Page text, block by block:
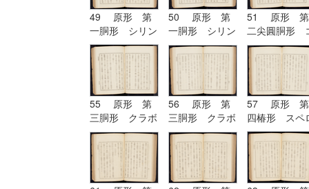
49 原形 第
一胴形 シリン
ドル
50 原形 第
一胴形 シリン
ドル
51 原形 第
二尖圓胴形
ノイド
55 原形 第
三胴形 クラボ
イド
56 原形 第
三胴形 クラボ
イド| 原形
第四椿形 スペ
ロイド
57 原形 第
四椿形 スペ
イド